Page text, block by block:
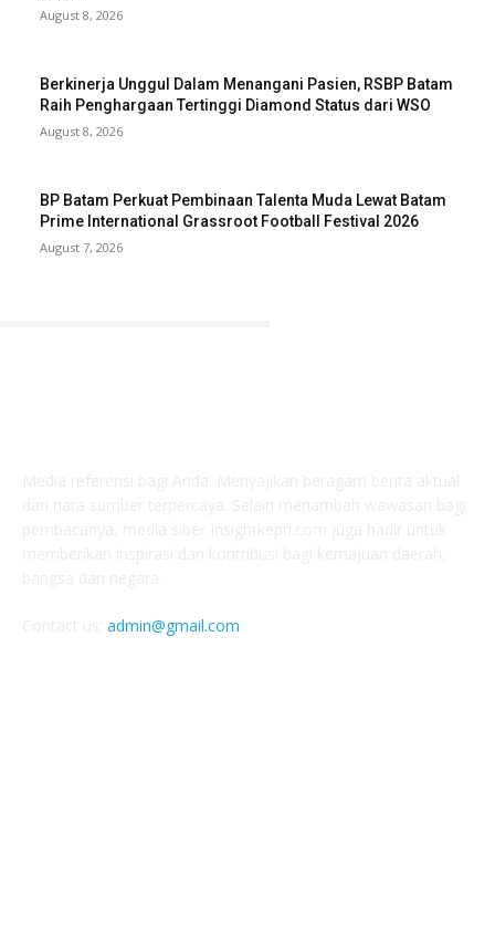
August 8, 2026
Berkinerja Unggul Dalam Menangani Pasien, RSBP Batam
Raih Penghargaan Tertinggi Diamond Status dari WSO
August 8, 2026
BP Batam Perkuat Pembinaan Talenta Muda Lewat Batam
Prime International Grassroot Football Festival 2026
August 7, 2026
admin@gmail.com